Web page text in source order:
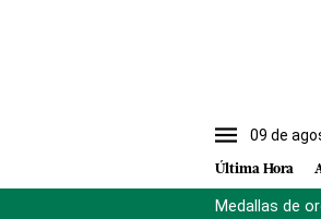
09 de
Última Hora
Medallas de